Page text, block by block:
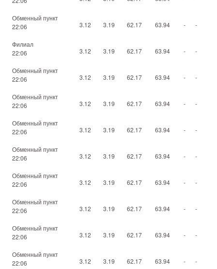
Обменный пункт
22:06
3.12 3.19 62.17 63.94 - -
Филиал
22:06
3.12 3.19 62.17 63.94 - -
Обменный пункт
22:06
3.12 3.19 62.17 63.94 - -
Обменный пункт
22:06
3.12 3.19 62.17 63.94 - -
Обменный пункт
22:06
3.12 3.19 62.17 63.94 - -
Обменный пункт
22:06
3.12 3.19 62.17 63.94 - -
Обменный пункт
22:06
3.12 3.19 62.17 63.94 - -
Обменный пункт
22:06
3.12 3.19 62.17 63.94 - -
Обменный пункт
22:06
3.12 3.19 62.17 63.94 - -
Обменный пункт
22:06
3.12 3.19 62.17 63.94 - -